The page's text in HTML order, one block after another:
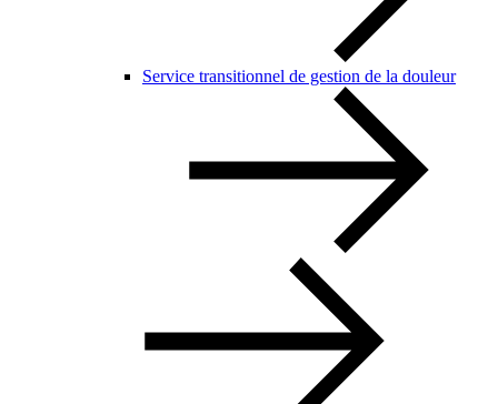
Service transitionnel de gestion de la douleur